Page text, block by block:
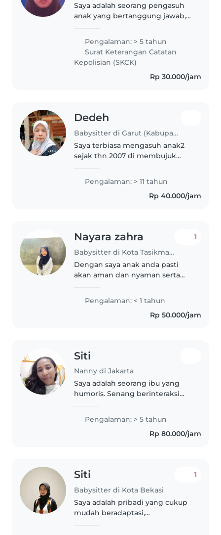
Saya adalah seorang pengasuh
anak yang bertanggung jawab,
Dengan pengalaman 5 tahun
merawat anak-anak mulai dari
bayi, balita, hingga prasekolah,
saya memiliki..
Pengalaman: > 5 tahun
Surat Keterangan Catatan
Kepolisian (SKCK)
Rp 30.000/jam
Dedeh
Babysitter di Garut (Kabupaten Garut)
Saya terbiasa mengasuh anak2
sejak thn 2007 di membujuk
anak,di rumah saya pun anak2
pada betah penyayang suka
bermain juga sama anak2 dan
Pengalaman: > 11 tahun
Rp 40.000/jam
Nayara zahra
Babysitter di Kota Tasikmalaya
1
Dengan saya anak anda pasti
akan aman dan nyaman serta
Terimakasih.
Pengalaman: < 1 tahun
Rp 50.000/jam
Siti
Nanny di Jakarta
Saya adalah seorang ibu yang
humoris. Senang berinteraksi
melakukan segala sesuatu yang
bisa membuat anak tersebut
nyaman berada dengan saya.
Pengalaman: > 5 tahun
Rp 80.000/jam
Siti
Babysitter di Kota Bekasi
1
Saya adalah pribadi yang cukup
mudah beradaptasi,